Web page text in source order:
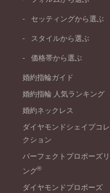
ピンクゴールド
ペールブラウンゴール
ストレートライン
V字ライン
セッティングから選ぶ
ソリテール
ダブルサイドメレ
ラインメレ
スタイルから選ぶ
シンプル
モード
エレガント
ゴージャス
価格帯から選ぶ
50万円台～
20万円台～
10万円台～
婚約指輪ガイド
婚約指輪 人気ランキング
婚約ネックレス
ダイヤモンドシェイプコレ
クション
パーフェクトプロポーズリ
ング®
ダイヤモンドプロポーズ